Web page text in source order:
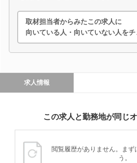
取材担当者からみたこの求人に
向いている人・向いていない人をチ
求人情報
この求人と勤務地が同じ
閲覧履歴がありません。まず
う。